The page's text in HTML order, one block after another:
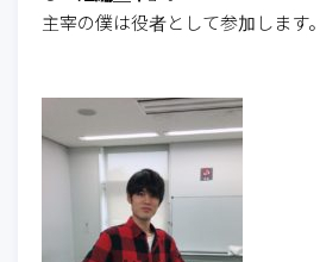
主宰の僕は役者として参加します。